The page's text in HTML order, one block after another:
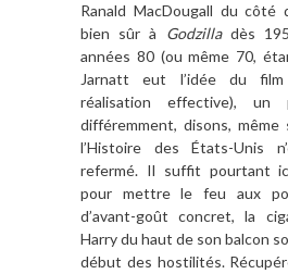
Ranald MacDougall du côté
bien sûr à Godzilladès
années 80 (ou même 70,
Jarnatt eut l’idée du
réalisation effective), un
différemment, disons,
l’Histoire des États-Unis
refermé. Il suffit pourtant
pour mettre le feu aux
d’avant-goût concret, la
Harry du haut de son balcon
début des hostilités.